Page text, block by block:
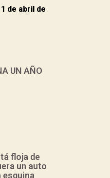
de abril de
UN AÑO
floja de
un auto
esquina